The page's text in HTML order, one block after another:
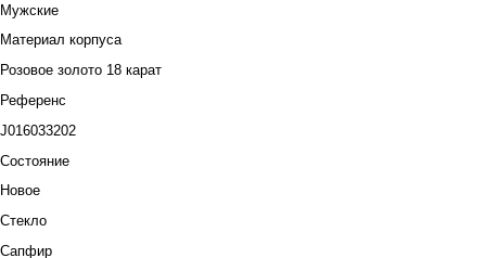
Мужские
Материал корпуса
Розовое золото 18 карат
Референс
J016033202
Состояние
Новое
Стекло
Сапфир